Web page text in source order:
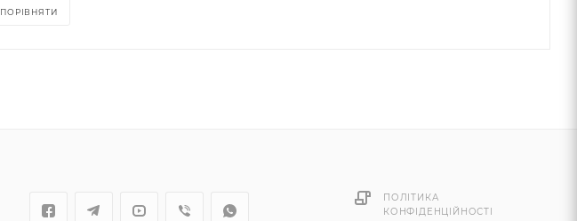
ПОРІВНЯТИ
ПОЛІТИКА
КОНФІДЕНЦІЙНОСТІ